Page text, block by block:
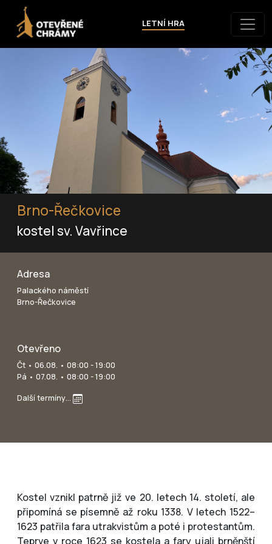
LETNÍ HRA
Brno-Řečkovice
kostel sv. Vavřince
Adresa
Palackého náměstí
Brno-Řečkovice
Otevřeno
Čt • 06.08. • 08:00 - 19:00
Pá • 07.08. • 08:00 - 19:00
Další termíny…
Kostel vznikl patrně již ve 20. letech 14. století, ale
připomíná se písemně až roku 1338. V letech 1522–
1623 patřila fara utrakvistům a poté i protestantům.
Teprve v roce 1623 se kostela a fary ujali brněnští